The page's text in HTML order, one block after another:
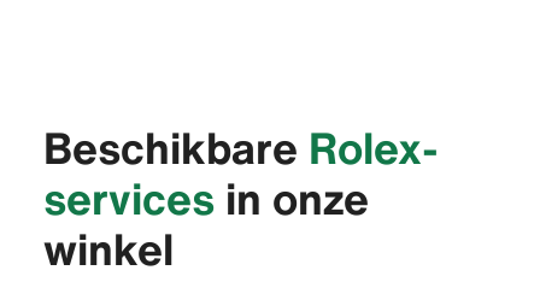
Beschikbare Rolex-
servicesin onze
winkel